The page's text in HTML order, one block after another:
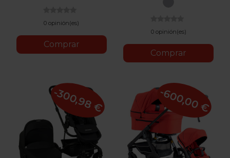
0 opinión(es)
Comprar
0 opinión(es)
Comprar
-300,98 € -600,00 €